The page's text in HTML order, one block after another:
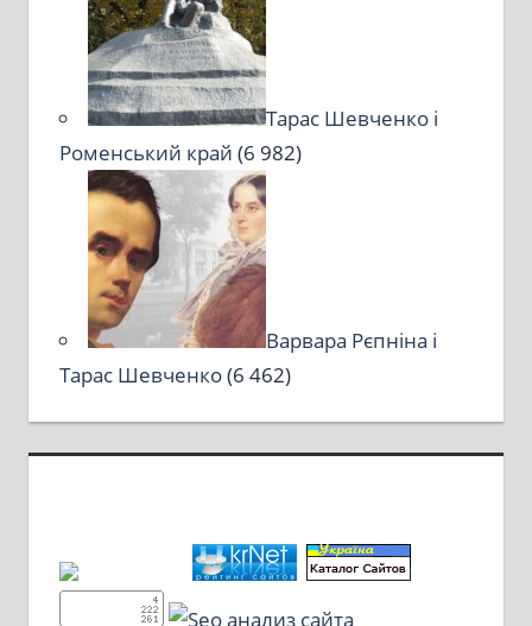
Тарас Шевченко і
Роменський край (6 982)
Варвара Рєпніна і
Тарас Шевченко(6 462)